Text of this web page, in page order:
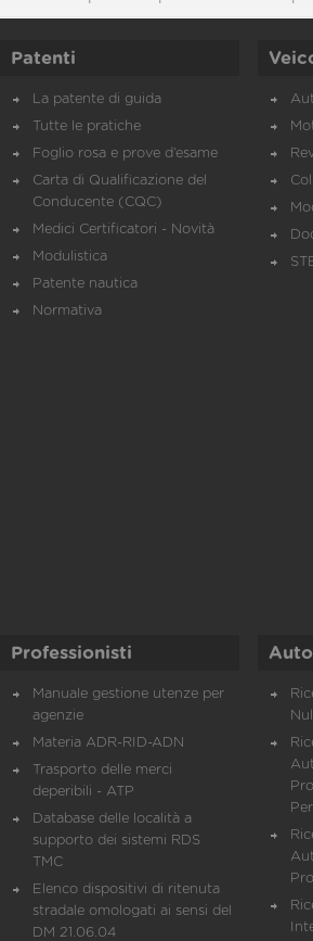
Patenti
La patente di guida
Tutte le pratiche
Foglio rosa e prove d’esame
Carta di Qualificazione del
Conducente (CQC)
Medici Certificatori - Novità
Modulistica
Patente nautica
Normativa
Professionisti
Manuale gestione utenze per
agenzie
Materia ADR-RID-ADN
Trasporto delle merci
deperibili - ATP
Database delle località a
supporto dei sistemi RDS
TMC
Elenco dispositivi di ritenuta
stradale omologati ai sensi del
DM 21.06.04